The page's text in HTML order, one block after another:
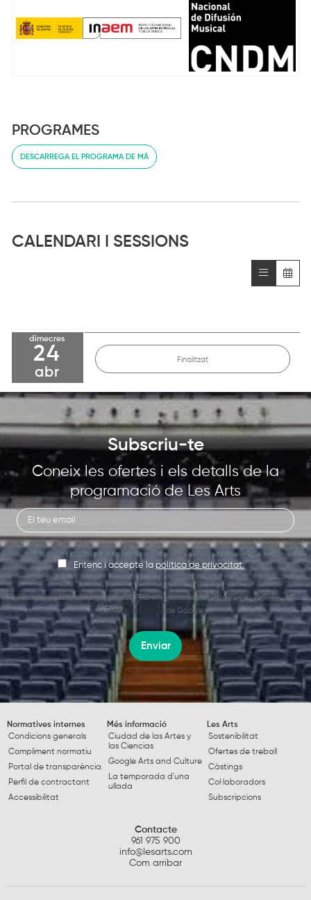
PROGRAMES
DESCARREGA EL PROGRAMA DE MÀ
CALENDARI I SESSIONS
dimecres
24
abr
Finalitzat
Subscriu-te
Coneix les ofertes i els detalls de la
programació de Les Arts
Entenc i accepte la política de privacitat.
Aquest lloc està protegit per reCAPTCHA i s’apliquen la Política de Privacitati els
Termes del Servei de Google.
Enviar
Normatives internes
Condicions generals
Compliment normatiu
Portal de transparència
Perfil de contractant
Accessibilitat
Més informació
Ciudad de las Artes y
las Ciencias
Google Arts and Culture
La temporada d'una
ullada
Les Arts
Sostenibilitat
Ofertes de treball
Càstings
Col·laboradors
Subscripcions
Contacte
961 975 900
info@lesarts.com
Com arribar